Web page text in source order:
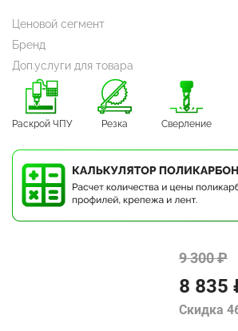
Ценовой сегмент
Бренд
Доп.услуги для товара
Раскрой ЧПУ Резка Сверление
9 300 ₽
8 835
Скидка